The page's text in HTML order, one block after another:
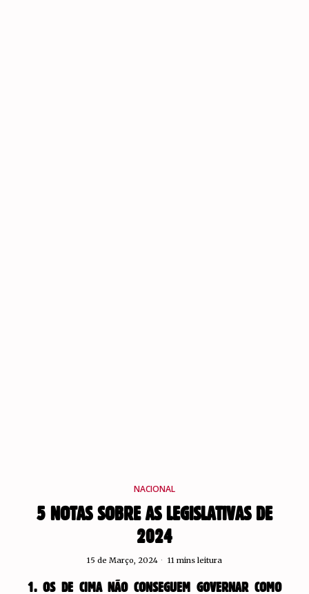
NACIONAL
5 NOTAS SOBRE AS LEGISLATIVAS DE
2024
15 de Março, 2024 11 mins leitura
1. OS DE CIMA NÃO CONSEGUEM GOVERNAR COMO